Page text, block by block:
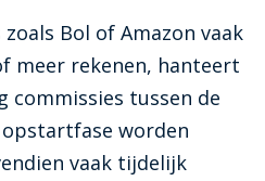
Bol of Amazon vaak
meer rekenen, hanteert
commissies tussen de
opstartfase worden
vaak tijdelijk